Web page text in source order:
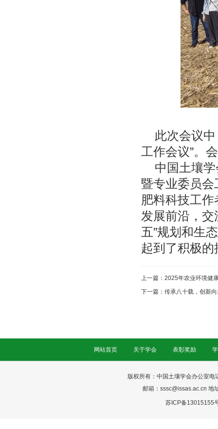
此次会议
工作会议”。
中国土壤
暨专业委员会
肥料科技工
发展前沿，
五”规划和生
起到了积极
上一篇： 2025年农业环境健
下一篇： 传承八十载，创新
网站首页 关于学会 表彰奖励
版权所有：中国土壤学会办公室
邮箱：sssc@issas.ac.cn 地
苏ICP备13015155